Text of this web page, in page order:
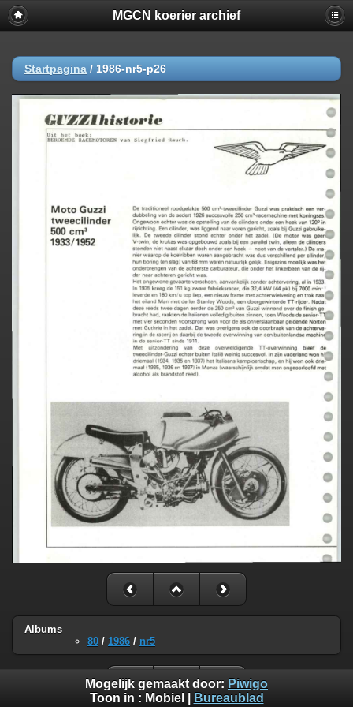
MGCN koerier archief
Startpagina / 1986-nr5-p26
Albums
80 / 1986 / nr5
Mogelijk gemaakt door: Piwigo
Toon in : Mobiel Bureaublad